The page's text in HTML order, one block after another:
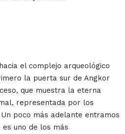
el complejo arqueológico
la puerta sur de Angkor
que muestra la eterna
representada por los
poco más adelante entramos
es uno de los más